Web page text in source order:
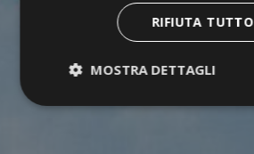
RIFIUTA TUTTO
MOSTRA DETTAGLI